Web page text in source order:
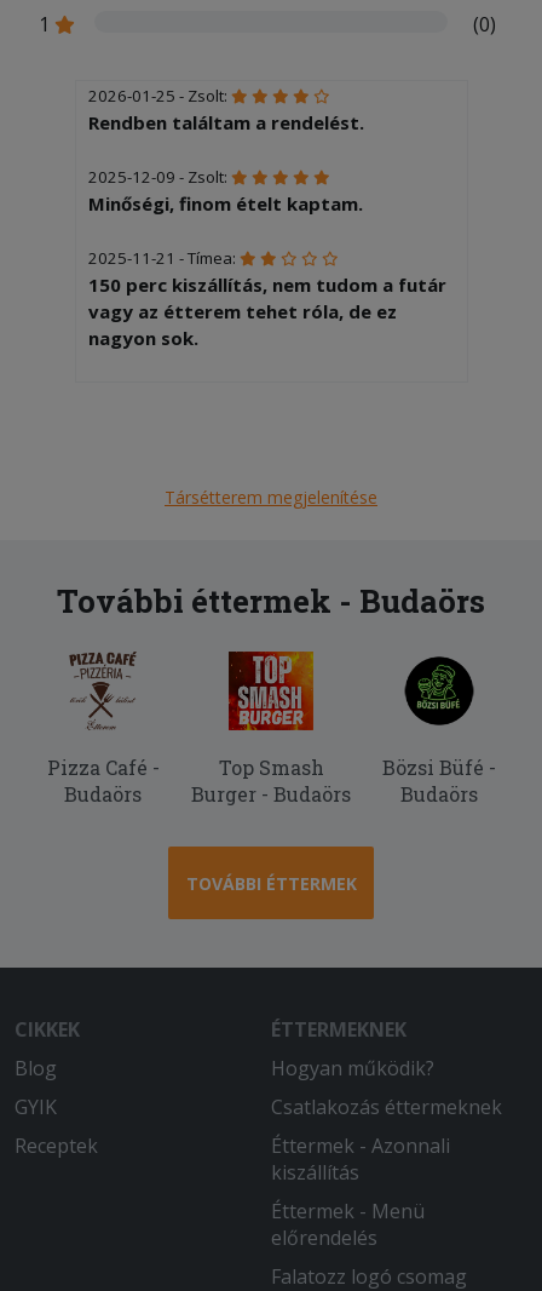
1
(0)
2026-01-25 - Zsolt:
Rendben találtam a rendelést.
2025-12-09 - Zsolt:
Minőségi, finom ételt kaptam.
2025-11-21 - Tímea:
150 perc kiszállítás, nem tudom a futár
vagy az étterem tehet róla, de ez
nagyon sok.
adni, eddig csak a gombát
2025-07-28 - levente:
2025-06-08 - Erika:
Nagyon finom volt.
Társétterem megjelenítése
További éttermek - Budaörs
Pizza Café -
Budaörs
Top Smash
Burger - Budaörs
Bözsi Büfé -
Budaörs
TOVÁBBI ÉTTERMEK
CIKKEK
Blog
GYIK
Receptek
ÉTTERMEKNEK
Hogyan működik?
Csatlakozás éttermeknek
Éttermek - Azonnali
kiszállítás
Éttermek - Menü
előrendelés
Falatozz logó csomag